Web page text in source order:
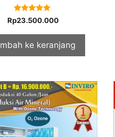
5.00
out of 5
Rp23.500.000
ke keranjang